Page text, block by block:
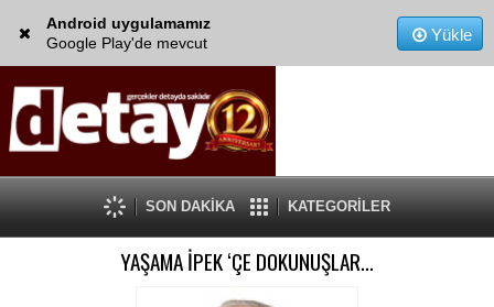
Android uygulamamız
Google Play'de mevcut
Yükle
SON DAKİKA KATEGORİLER
YAŞAMA İPEK ‘ÇE DOKUNUŞLAR…